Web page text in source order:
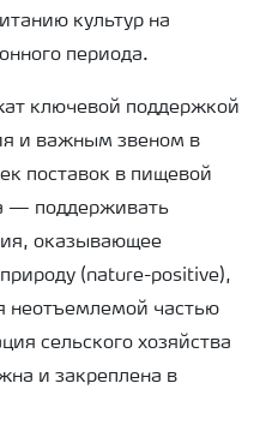
культур на
периода.
ключевой поддержкой
и важным звеном в
поставок в пищевой
— поддерживать
оказывающее
(nature-positive),
неотъемлемой частью
сельского хозяйства
и закреплена в